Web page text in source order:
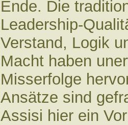
Ende. Die
Leadership-
Verstand, Logik
Macht haben
Misserfolge
Ansätze sind
Assisi hier ein